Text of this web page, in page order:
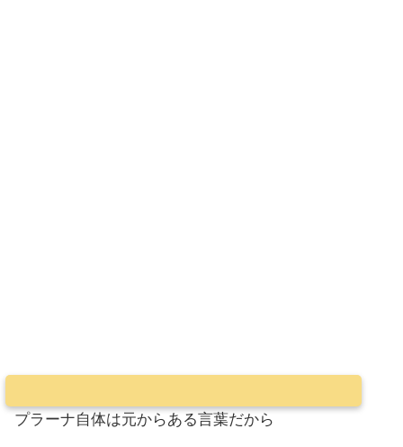
プラーナ自体は元からある言葉だから